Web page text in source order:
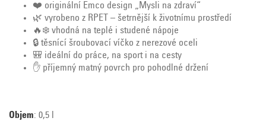
❤️ originální Emco design „Mysli na zdraví“
🌿 vyrobeno z RPET – šetrnější k životnímu prostředí
🔥❄️ vhodná na teplé i studené nápoje
🔒 těsnící šroubovací víčko z nerezové oceli
🎒 ideální do práce, na sport i na cesty
✋ příjemný matný povrch pro pohodlné držení
Objem: 0,5 l